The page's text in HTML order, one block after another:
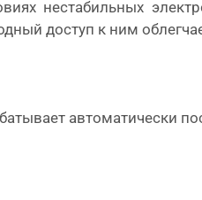
нестабильных
доступ к ним
автоматически